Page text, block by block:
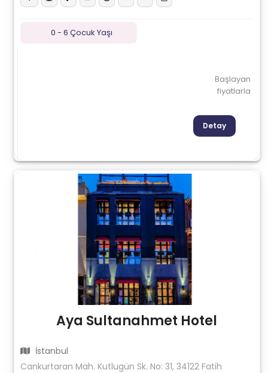
0 - 6 Çocuk Yaşı
Başlayan
fiyatlarla
Detay
Aya Sultanahmet Hotel
İstanbul
Cankurtaran Mah. Kutlugün Sk. No: 31, 34122 Fatih